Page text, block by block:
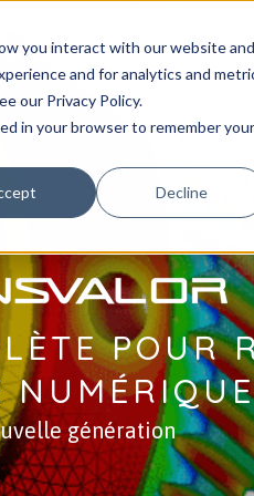
you interact with our website and
and for analytics and
our Privacy Policy.
in your browser to remember your
Decline
BLOG RESSOURCES
POUR
génération